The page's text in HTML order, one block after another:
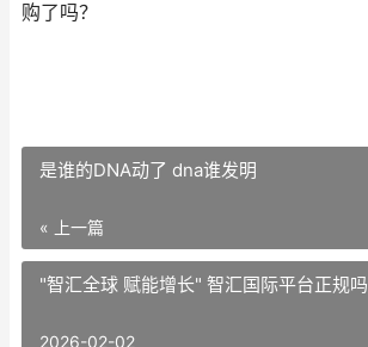
购了吗？
是谁的DNA动了 dna谁发明
« 上一篇
"智汇全球 赋能增长" 智汇国际平台正规吗
2026-02-02